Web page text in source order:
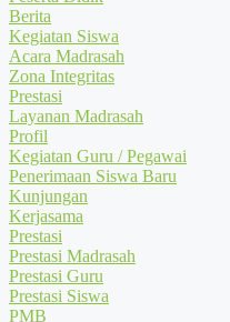
Berita
Kegiatan Siswa
Acara Madrasah
Zona Integritas
Prestasi
Layanan Madrasah
Profil
Kegiatan Guru / Pegawai
Penerimaan Siswa Baru
Kunjungan
Kerjasama
Prestasi
Prestasi Madrasah
Prestasi Guru
Prestasi Siswa
PMB